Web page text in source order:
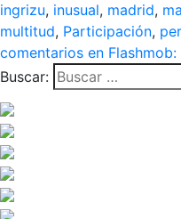
ingrizu, inusual, madrid,
multitud, Participación,
comentarios en
Buscar: